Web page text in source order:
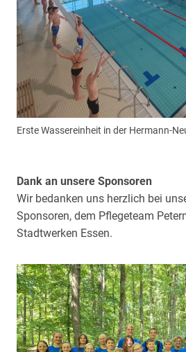
Erste Wassereinheit in der Hermann-
Dank an unsere Sponsoren
Wir bedanken uns herzlich bei
Sponsoren, dem Pflegeteam
Stadtwerken Essen.